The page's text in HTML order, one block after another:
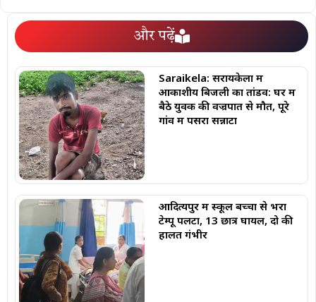
और पढ़ें
Saraikela: सरायकेला में
आकाशीय बिजली का तांडव: घर में
बैठे युवक की वज्रपात से मौत, पूरे
गांव में पसरा सन्नाटा
आदित्यपुर में स्कूल बच्चों से भरा
टेम्पू पलटा, 13 छात्र घायल, दो की
हालत गंभीर